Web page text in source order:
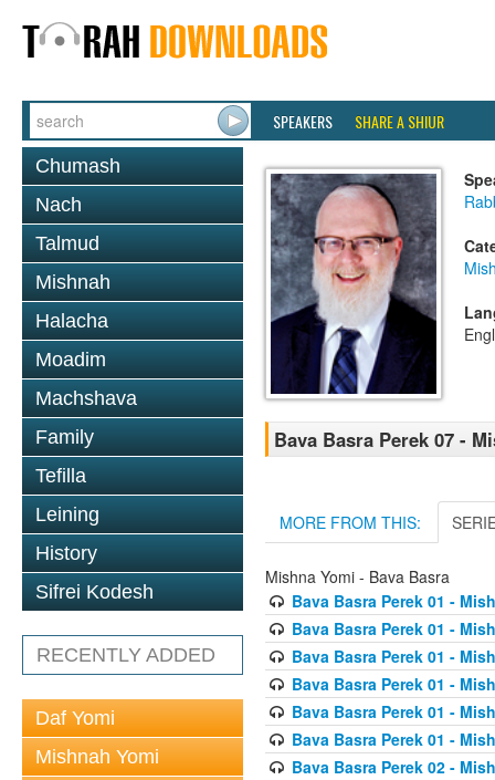
SPEAKERS SHARE A SHIUR
Chumash
Nach
Talmud
Mishnah
Halacha
Moadim
Machshava
Family
Tefilla
Leining
History
Sifrei Kodesh
RECENTLY ADDED
Daf Yomi
Mishnah Yomi
Bava Basra Perek 07 -
MORE FROM THIS:
Mishna Yomi - Bava Basra
Bava Basra Perek 01 -
Bava Basra Perek 01 -
Bava Basra Perek 01 -
Bava Basra Perek 01 -
Bava Basra Perek 01 -
Bava Basra Perek 01 -
Bava Basra Perek 02 -